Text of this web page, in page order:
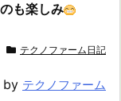
楽しみ
テクノファーム日記
by テクノファーム